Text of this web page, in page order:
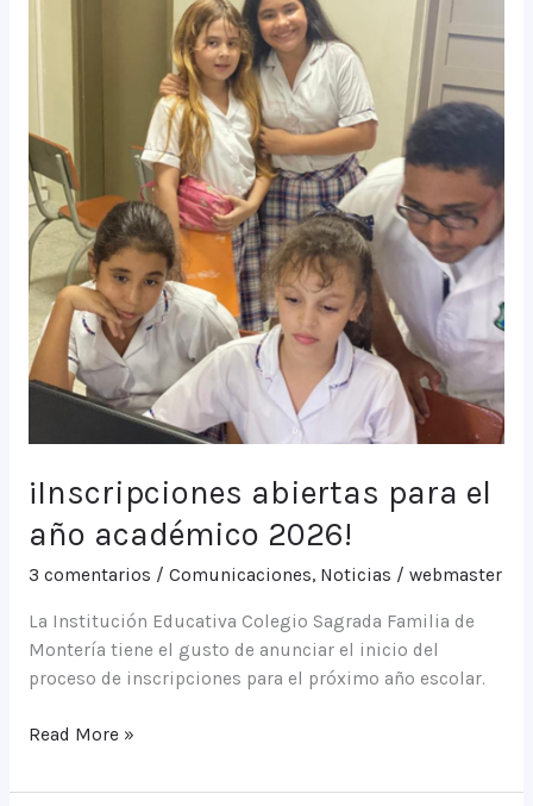
¡Inscripciones abiertas para el
año académico 2026!
3 comentarios / Comunicaciones, Noticias / webmaster
La Institución Educativa Colegio Sagrada Familia de
Montería tiene el gusto de anunciar el inicio del
proceso de inscripciones para el próximo año escolar.
¡Inscripciones
para
Read More »